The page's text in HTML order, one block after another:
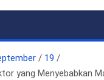
19
yang Menyebabkan